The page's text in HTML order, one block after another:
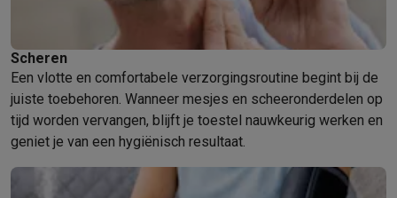
Scheren
Een vlotte en comfortabele verzorgingsroutine begint bij de
juiste toebehoren. Wanneer mesjes en scheeronderdelen op
tijd worden vervangen, blijft je toestel nauwkeurig werken en
geniet je van een hygiënisch resultaat.